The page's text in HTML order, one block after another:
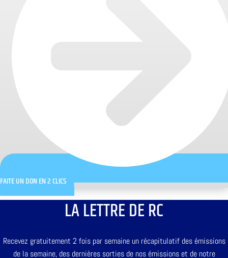
FAITE UN DON EN 2 CLICS
LA LETTRE DE RC
Recevez gratuitement 2 fois par semaine un récapitulatif des émissions
de la semaine, des dernières sorties de nos émissions et de notre